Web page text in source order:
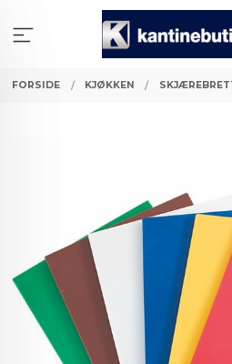
innholdet
FORSIDE KJØKKEN